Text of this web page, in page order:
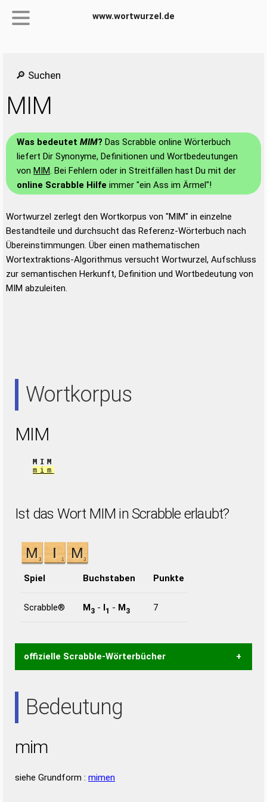
www.wortwurzel.de
🔎 Suchen
MIM
Was bedeutet MIM? Das Scrabble online Wörterbuch
liefert Dir Synonyme, Definitionen und Wortbedeutungen
von MIM. Bei Fehlern oder in Streitfällen hast Du mit der
online Scrabble Hilfe immer "ein Ass im Ärmel"!
Wortwurzel zerlegt den Wortkorpus von "MIM" in einzelne
Bestandteile und durchsucht das Referenz-Wörterbuch nach
Übereinstimmungen. Über einen mathematischen
Wortextraktions-Algorithmus versucht Wortwurzel, Aufschluss
zur semantischen Herkunft, Definition und Wortbedeutung von
MIM abzuleiten.
Wortkorpus
MIM
MIM
mim
Ist das Wort MIM in Scrabble erlaubt?
Spiel Buchstaben Punkte
Scrabble® M3 - I1 - M3 7
offizielle Scrabble-Wörterbücher
Wortanalyse-Algorithmus gute Anhaltspunkte zu
Wortbedeutung, Worttrennung und Wortform, um die
bestimmen!
Duden – Standardwerk in 12 Bänden
Bedeutung
mim
siehe Grundform : mimen